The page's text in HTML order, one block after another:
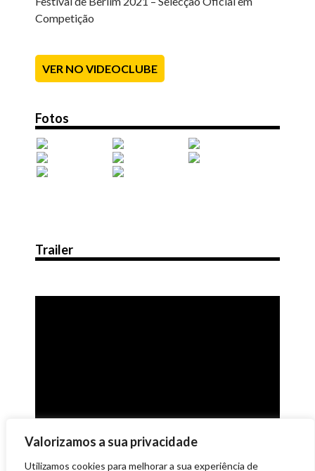
Valorizamos a sua privacidade
Utilizamos cookies para melhorar a sua experiência de
Competição
VER NO VIDEOCLUBE
Fotos
Trailer